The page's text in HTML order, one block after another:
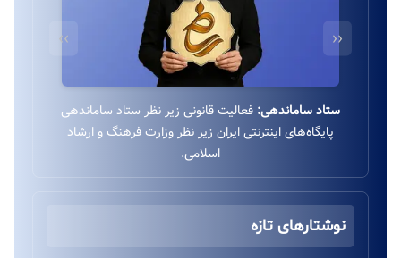
درگاه بانکی ایمن: استفاده از درگاه بانکی ایمن و مستقیم
به‌پرداخت زیر نظر بانک ملت بدون واسطه.
‹‹
››
نوشتارهای تازه